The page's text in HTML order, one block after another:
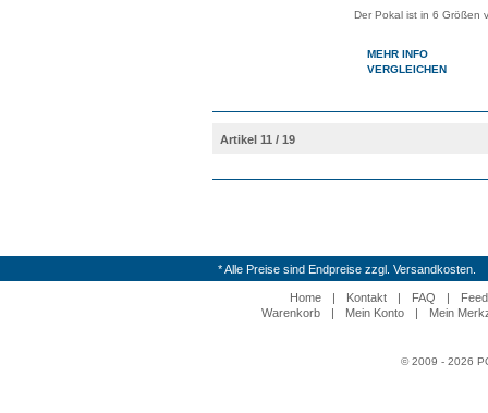
Der Pokal ist in 6 Größen
MEHR INFO
VERGLEICHEN
Artikel 11 / 19
* Alle Preise sind Endpreise zzgl. Versandkosten.
Home | Kontakt | FAQ |
Warenkorb
| Mein Konto | Mein
© 2009 - 2026